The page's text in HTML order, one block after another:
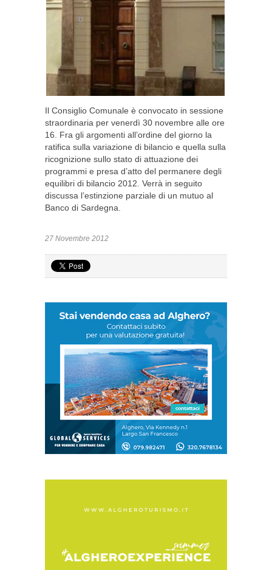
Il Consiglio Comunale è convocato in sessione
straordinaria per venerdì 30 novembre alle ore
16. Fra gli argomenti all’ordine del giorno la
ratifica sulla variazione di bilancio e quella sulla
ricognizione sullo stato di attuazione dei
programmi e presa d’atto del permanere degli
equilibri di bilancio 2012. Verrà in seguito
discussa l’estinzione parziale di un mutuo al
Banco di Sardegna.
27 Novembre 2012